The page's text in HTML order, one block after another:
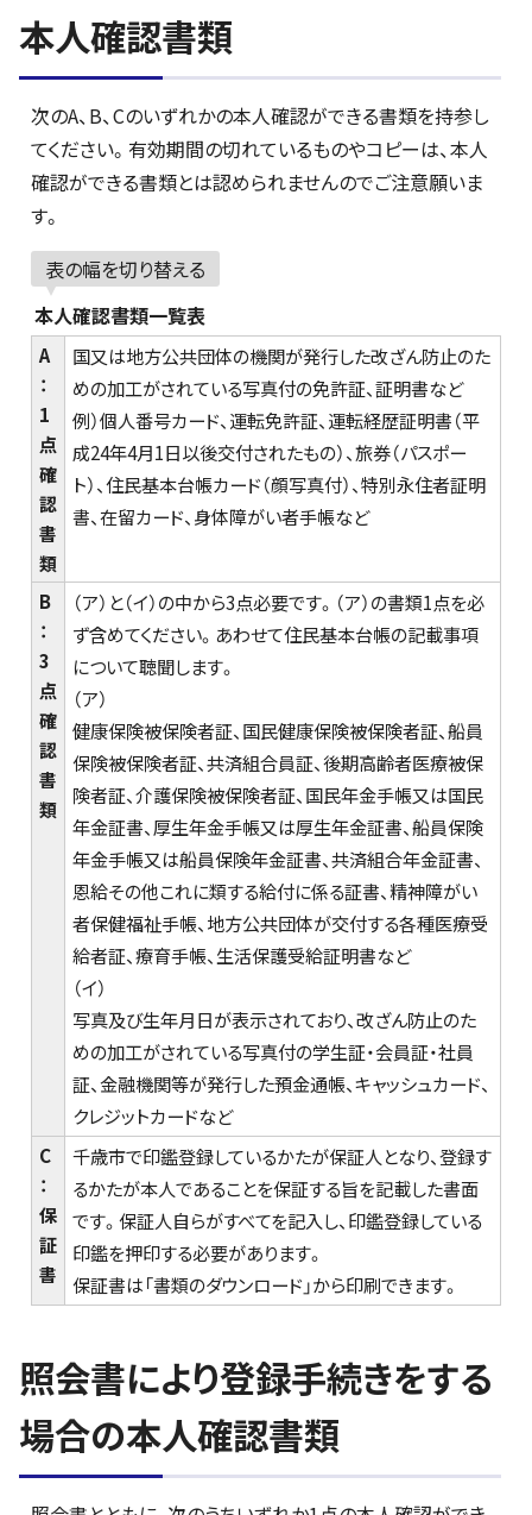
本人確認書類
次のA、B、Cのいずれかの本人確認ができる書類を持参し
てください。有効期間の切れているものやコピーは、本人
確認ができる書類とは認められませんのでご注意願いま
す。
表の幅を切り替える
本人確認書類一覧表
A
：
1
点
確
認
書
類
国又は地方公共団体の機関が発行した改ざん防止のた
めの加工がされている写真付の免許証、証明書など
例）個人番号カード、運転免許証、運転経歴証明書（平
成24年4月1日以後交付されたもの）、旅券（パスポー
ト）、住民基本台帳カード（顔写真付）、特別永住者証明
書、在留カード、身体障がい者手帳など
B
：
3
点
確
認
書
類
（ア）と（イ）の中から3点必要です。（ア）の書類1点を必
ず含めてください。あわせて住民基本台帳の記載事項
について聴聞します。
（ア）
健康保険被保険者証、国民健康保険被保険者証、船員
保険被保険者証、共済組合員証、後期高齢者医療被保
険者証、介護保険被保険者証、国民年金手帳又は国民
年金証書、厚生年金手帳又は厚生年金証書、船員保険
年金手帳又は船員保険年金証書、共済組合年金証書、
恩給その他これに類する給付に係る証書、精神障がい
者保健福祉手帳、地方公共団体が交付する各種医療受
給者証、療育手帳、生活保護受給証明書など
（イ）
写真及び生年月日が表示されており、改ざん防止のた
めの加工がされている写真付の学生証・会員証・社員
証、金融機関等が発行した預金通帳、キャッシュカード、
クレジットカードなど
C
：
保
証
書
千歳市で印鑑登録しているかたが保証人となり、登録す
るかたが本人であることを保証する旨を記載した書面
です。保証人自らがすべてを記入し、印鑑登録している
印鑑を押印する必要があります。
保証書は「書類のダウンロード」から印刷できます。
照会書により登録手続きをする
場合の本人確認書類